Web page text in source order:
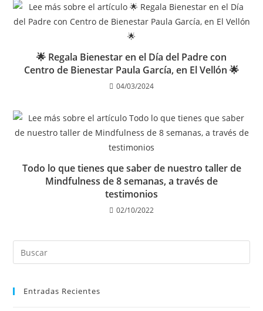
🌟 Regala Bienestar en el Día del Padre con
Centro de Bienestar Paula García, en El Vellón 🌟
04/03/2024
Todo lo que tienes que saber de nuestro taller de
Mindfulness de 8 semanas, a través de
testimonios
02/10/2022
Entradas Recientes